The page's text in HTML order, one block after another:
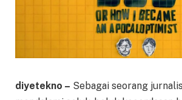
diyetekno – Sebagai seorang